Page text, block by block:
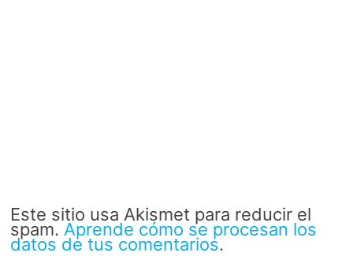
Este sitio usa Akismet para reducir el
spam. Aprende cómo se procesan los
datos de tus comentarios.